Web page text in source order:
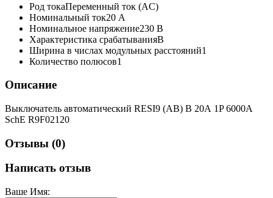
Род токаПеременный ток (AC)
Номинальный ток20 А
Номинальное напряжение230 В
Характеристика срабатыванияB
Ширина в числах модульных расстояний1
Количество полюсов1
Описание
Выключатель автоматический RESI9 (АВ) B 20А 1P 6000А
SchE R9F02120
Отзывы (0)
Написать отзыв
Ваше Имя: